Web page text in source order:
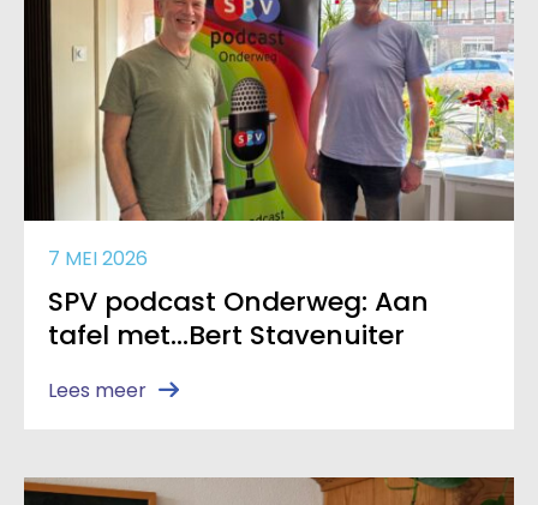
7 MEI 2026
SPV podcast Onderweg: Aan
tafel met…Bert Stavenuiter
Lees meer